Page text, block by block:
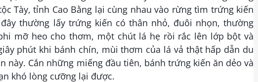
Tày, tỉnh Cao Bằng lại cùng nhau vào rừng tìm trứng kiến
thường lấy trứng kiến có thân nhỏ, đuôi nhọn, thường
mỡ heo cho thơm, một chút lá hẹ rồi rắc lên lớp bột và
phút khi bánh chín, mùi thơm của lá vả thật hấp dẫn du
này. Cắn những miếng đầu tiên, bánh trứng kiến ăn dẻo và
khó lòng cưỡng lại được.